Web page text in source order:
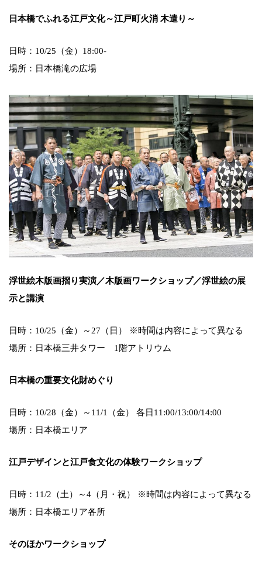
日本橋でふれる江戸文化～江戸町火消 木遣り～
日時：10/25（金）18:00-
場所：日本橋滝の広場
浮世絵木版画摺り実演／木版画ワークショップ／浮世絵の展
示と講演
日時：10/25（金）～27（日） ※時間は内容によって異なる
場所：日本橋三井タワー 1階アトリウム
日本橋の重要文化財めぐり
日時：10/28（金）～11/1（金） 各日11:00/13:00/14:00
場所：日本橋エリア
江戸デザインと江戸食文化の体験ワークショップ
日時：11/2（土）～4（月・祝） ※時間は内容によって異なる
場所：日本橋エリア各所
そのほかワークショップ